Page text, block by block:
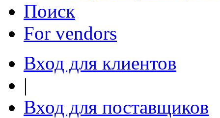
Поиск
For vendors
Вход для клиентов
|
Вход для поставщиков